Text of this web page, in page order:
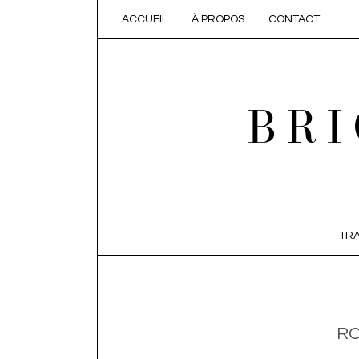
ACCUEIL À PROPOS CONTACT